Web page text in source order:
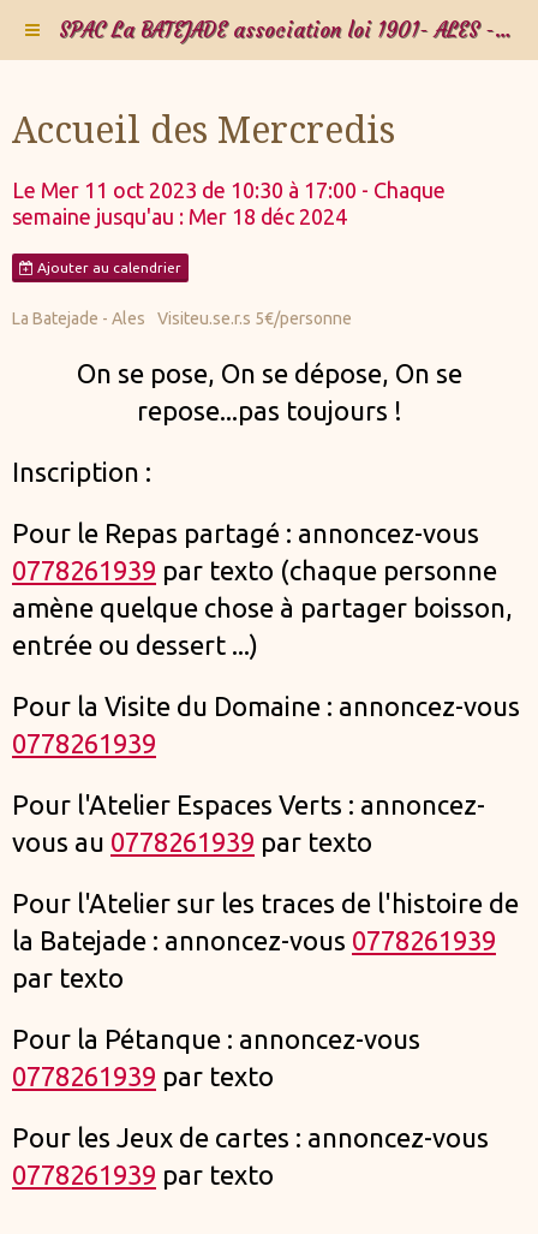
SPAC La BATEJADE association loi 1901- ALES - Gard - Occitanie - FRANCE
Accueil des Mercredis
Le Mer 11 oct 2023 de 10:30 à 17:00 - Chaque
semaine jusqu'au : Mer 18 déc 2024
Ajouter au calendrier
La Batejade - Ales Visiteu.se.r.s 5€/personne
On se pose, On se dépose, On se
repose...pas toujours !
Inscription :
Pour le Repas partagé : annoncez-vous
0778261939 par texto (chaque personne
amène quelque chose à partager boisson,
entrée ou dessert ...)
Pour la Visite du Domaine : annoncez-vous
0778261939
Pour l'Atelier Espaces Verts : annoncez-
vous au 0778261939 par texto
Pour l'Atelier sur les traces de l'histoire de
la Batejade : annoncez-vous 0778261939
par texto
Pour la Pétanque : annoncez-vous
0778261939 par texto
Pour les Jeux de cartes : annoncez-vous
0778261939 par texto